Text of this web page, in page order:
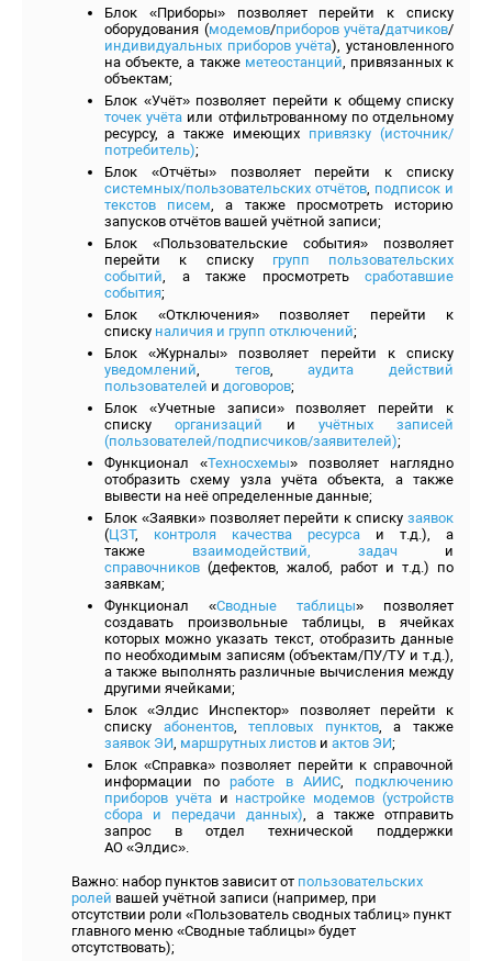
Блок «Приборы» позволяет перейти к списку
оборудования (модемов/приборов учёта/датчиков/
индивидуальных приборов учёта), установленного
на объекте, а также метеостанций, привязанных к
объектам;
Блок «Учёт» позволяет перейти к общему списку
точек учёта или отфильтрованному по отдельному
ресурсу, а также имеющих привязку (источник/
потребитель);
Блок «Отчёты» позволяет перейти к списку
системных/пользовательских отчётов, подписок и
текстов писем, а также просмотреть историю
запусков отчётов вашей учётной записи;
Блок «Пользовательские события» позволяет
перейти к списку групп пользовательских
событий, а также просмотреть сработавшие
события;
Блок «Отключения» позволяет перейти к
списку наличия и групп отключений;
Блок «Журналы» позволяет перейти к списку
уведомлений, тегов,аудита действий
пользователей и договоров;
Блок «Учетные записи» позволяет перейти к
спискуорганизаций и учётных записей
(пользователей/подписчиков/заявителей);
Функционал «Техносхемы» позволяет наглядно
отобразить схему узла учёта объекта, а также
вывести на неё определенные данные;
Блок «Заявки» позволяет перейти к списку заявок
(ЦЗТ, контроля качества ресурса и т.д.), а
также взаимодействий, задач и
справочников (дефектов, жалоб, работ и т.д.) по
заявкам;
Функционал «Сводные таблицы» позволяет
создавать произвольные таблицы, в ячейках
которых можно указать текст, отобразить данные
по необходимым записям (объектам/ПУ/ТУ и т.д.),
а также выполнять различные вычисления между
другими ячейками;
Блок «Элдис Инспектор» позволяет перейти к
списку абонентов,тепловых пунктов, а также
заявок ЭИ, маршрутных листов и актов ЭИ;
Блок «Справка» позволяет перейти к справочной
информации по работе в АИИС, подключению
приборов учётаи настройке модемов (устройств
сбора и передачи данных), а также отправить
запрос в отдел технической поддержки
АО «Элдис».
Важно: набор пунктов зависит от пользовательских
ролей вашей учётной записи (например, при
отсутствии роли «Пользователь сводных таблиц» пункт
главного меню «Сводные таблицы» будет
отсутствовать);